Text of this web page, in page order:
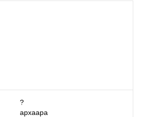
?
архаара